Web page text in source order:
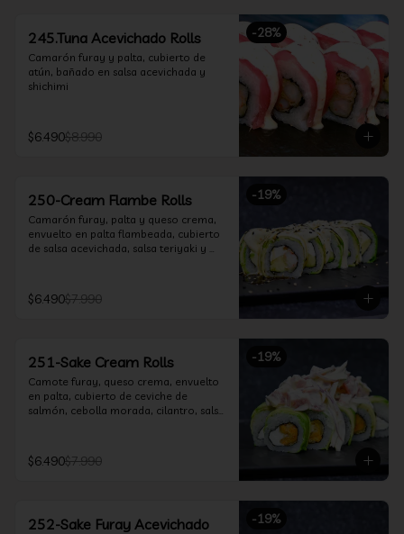
-28%
245.Tuna Acevichado Rolls
Camarón furay y palta, cubierto de
atún, bañado en salsa acevichada y
shichimi
$6.490$8.990
-19%
250-Cream Flambe Rolls
Camarón furay, palta y queso crema,
envuelto en palta flambeada, cubierto
de salsa acevichada, salsa teriyaki y
$6.490$7.990
-19%
251-Sake Cream Rolls
Camote furay, queso crema, envuelto
en palta, cubierto de ceviche de
salmón, cebolla morada, cilantro, salsa
$6.490$7.990
-19%
252-Sake Furay Acevichado